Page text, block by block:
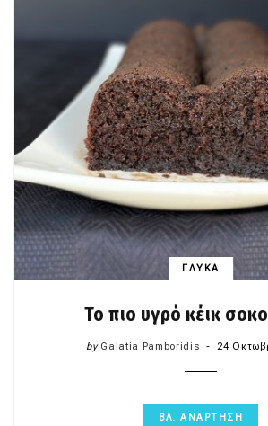
ΓΛΥΚΑ
Το πιο υγρό κέικ
by Galatia Pamboridis 24
ΒΛ. ΑΝΑΡΤΗΣΗ